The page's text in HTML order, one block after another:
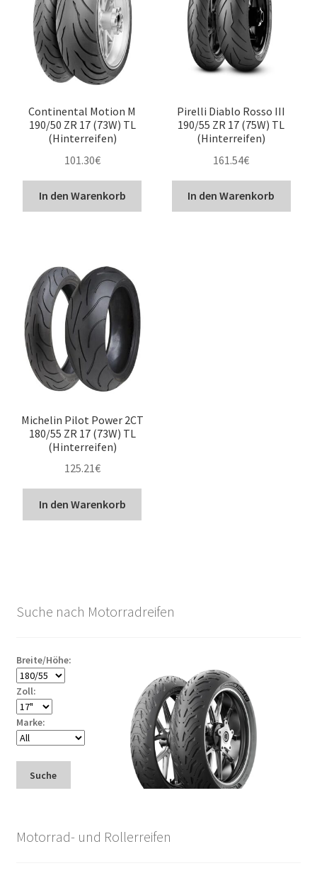
Continental Motion M
190/50 ZR 17 (73W) TL
(Hinterreifen)
101.30€
In den Warenkorb
Pirelli Diablo Rosso III
190/55 ZR 17 (75W) TL
(Hinterreifen)
161.54€
In den Warenkorb
Michelin Pilot Power 2CT
180/55 ZR 17 (73W) TL
(Hinterreifen)
125.21€
In den Warenkorb
Suche nach Motorradreifen
Breite/Höhe:
Zoll:
Marke:
Suche
Motorrad- und Rollerreifen